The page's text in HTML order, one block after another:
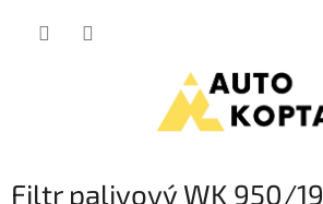
Filtr palivový WK 950/19